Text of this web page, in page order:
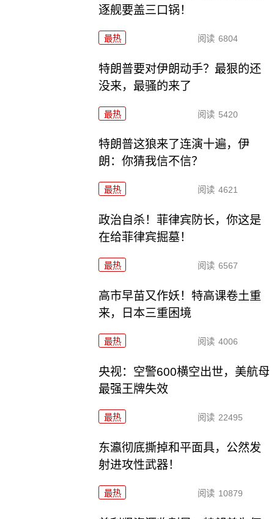
逐舰要盖三口锅！
最热 阅读 6804
特朗普要对伊朗动手？最狠的还
没来，最骚的来了
最热 阅读 5420
特朗普这狼来了连演十遍，伊
朗：你猜我信不信？
最热 阅读 4621
政治自杀！菲律宾防长，你这是
在给菲律宾掘墓！
最热 阅读 6567
高市早苗又作妖！特高课卷土重
来，日本三重困境
最热 阅读 4006
央视：空警600横空出世，美航母
最强王牌失效
最热 阅读 22495
东瀛彻底撕掉和平面具，公然发
射进攻性武器！
最热 阅读 10879